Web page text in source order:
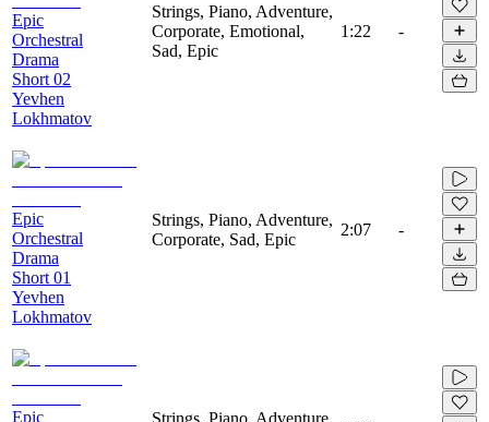
Epic
Orchestral
Drama
Short 02
Yevhen
Lokhmatov
Strings, Piano, Adventure,
Corporate, Emotional,
Sad, Epic
1:22 -
Epic
Orchestral
Drama
Short 01
Yevhen
Lokhmatov
Strings, Piano, Adventure,
Corporate, Sad, Epic
2:07 -
Epic
Strings, Piano, Adventure,